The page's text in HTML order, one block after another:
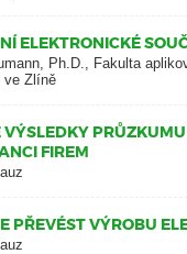
ELEKTRONICKÉ
Ph.D., Fakulta
ve Zlíně
FIREM
PŘEVÉST VÝROBU